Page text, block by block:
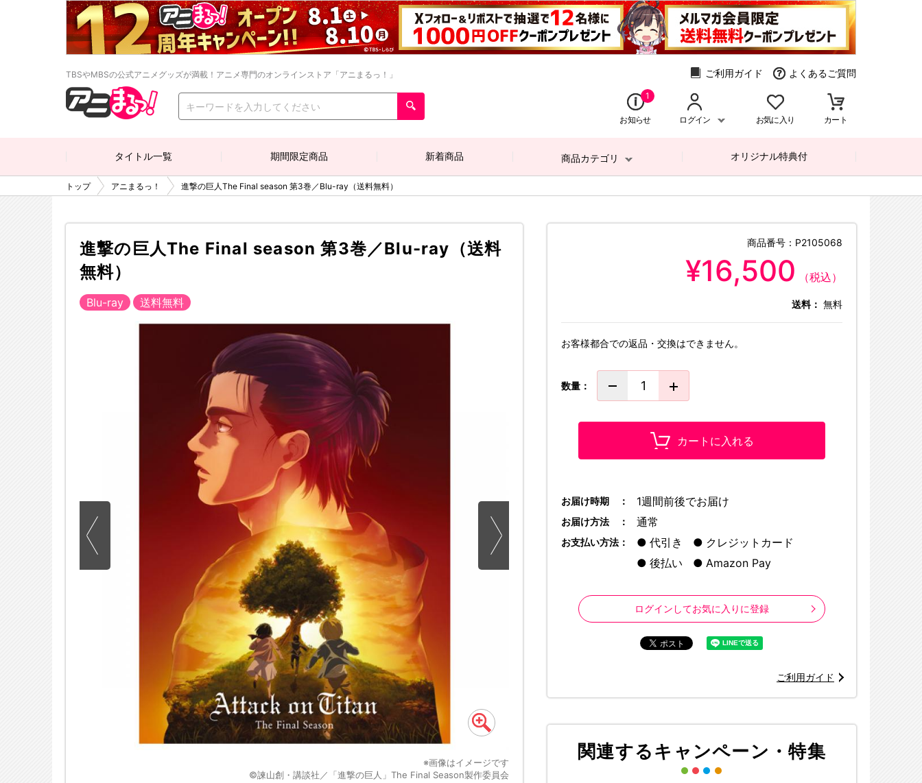
TBSやMBSの公式アニメグッズが満載！アニメ専門のオンラインストア「アニまるっ！」 ご利用ガイド よくあるご質問
1
お知らせ ログイン お気に入り カート
タイトル一覧 期間限定商品 新着商品 商品カテゴリ オリジナル特典付
トップ アニまるっ！ 進撃の巨人The Final season 第3巻／Blu-ray（送料無料）
進撃の巨人The Final season 第3巻／Blu-ray（送料
無料）
Blu-ray 送料無料
※画像はイメージです
©諫山創・講談社／「進撃の巨人」The Final Season製作委員会
©諫山創・講談社／「進撃の巨人」The Final Season製作
商品番号： P2105068
¥16,500 （税込）
送料： 無料
お客様都合での返品・交換はできません。
数量：
カートに入れる
お届け時期 ： 1週間前後でお届け
お届け方法 ： 通常
お支払い方法： 代引き
クレジットカード
後払い
Amazon Pay
ログインしてお気に入りに登録
ご利用ガイド
関連するキャンペーン・特集